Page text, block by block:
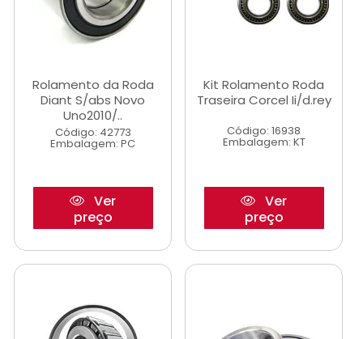
Rolamento da Roda
Diant S/abs Novo
Uno2010/..
Código: 42773
Embalagem: PC
Ver
preço
Kit Rolamento Roda
Traseira Corcel Ii/d.rey
Código: 16938
Embalagem: KT
Ver
preço